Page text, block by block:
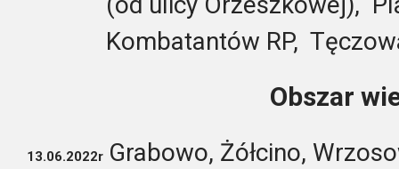
Kombatantów RP,
Obszar
13.06.2022r Grabowo, Żółcino,